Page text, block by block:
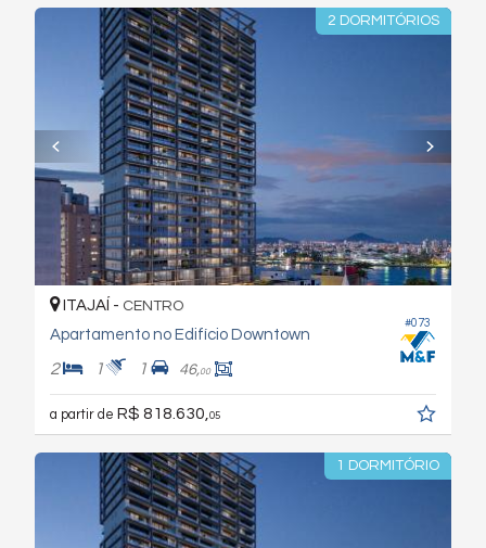
2 DORMITÓRIOS
#073
ITAJAÍ - CENTRO
Apartamento no Edifício Downtown
2 1 1 46,00
a partir de R$ 818.630, 05
1 DORMITÓRIO